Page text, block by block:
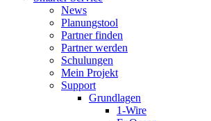
News
Planungstool
Partner finden
Partner werden
Schulungen
Mein Projekt
Support
Grundlagen
1-Wire